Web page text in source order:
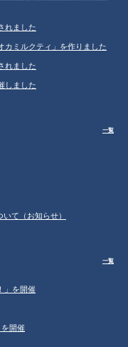
れました
カミルクティ」を作りました
れました
しました
一覧
て（お知らせ）
一覧
」を開催
を開催